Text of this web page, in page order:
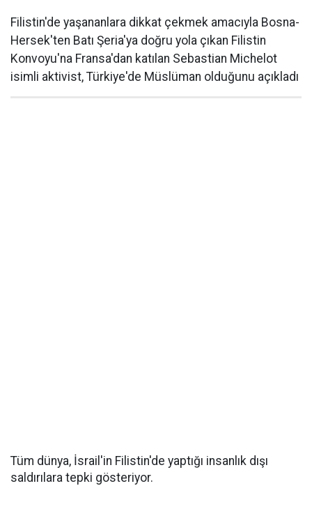
Filistin'de yaşananlara dikkat çekmek amacıyla Bosna-
Hersek'ten Batı Şeria'ya doğru yola çıkan Filistin
Konvoyu'na Fransa'dan katılan Sebastian Michelot
isimli aktivist, Türkiye'de Müslüman olduğunu açıkladı
Tüm dünya, İsrail'in Filistin'de yaptığı insanlık dışı
saldırılara tepki gösteriyor.